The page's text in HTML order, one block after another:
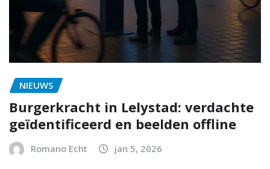
NIEUWS
Burgerkracht in Lelystad: verdachte
geïdentificeerd en beelden offline
Romano Echt jan 5, 2026